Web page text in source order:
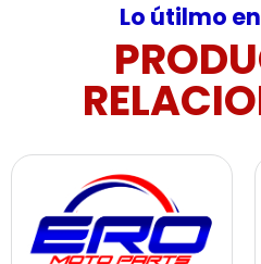
Lo útilmo